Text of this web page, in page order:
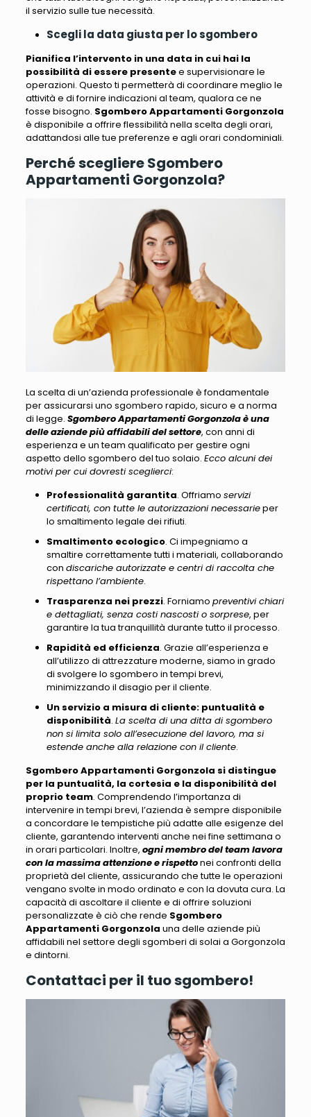
il servizio sulle tue necessità.
Scegli la data giusta per lo sgombero
Pianifica l’intervento in una data in cui hai la
possibilità di essere presentee supervisionare le
operazioni. Questoti permetterà di coordinare meglio le
attività e di fornire indicazioni al team, qualora ce ne
fosse bisogno. Sgombero Appartamenti Gorgonzola
è disponibile a offrire flessibilità nella scelta degli orari,
adattandosi alle tue preferenze e agli orari condominiali.
Perché scegliere Sgombero
Appartamenti Gorgonzola?
La scelta di un’azienda professionale è fondamentale
per assicurarsi uno sgombero rapido, sicuro e a norma
di legge. Sgombero Appartamenti Gorgonzola è una
delle aziende più affidabili del settore, con anni di
esperienza e un team qualificato per gestire ogni
aspetto dello sgombero del tuo solaio. Ecco alcuni dei
motivi per cui dovresti sceglierci:
Professionalità garantita. Offriamo servizi
certificati, con tutte le autorizzazioni necessarieper
lo smaltimento legale dei rifiuti.
Smaltimento ecologico. Ci impegniamo a
smaltire correttamente tutti i materiali, collaborando
con discariche autorizzate e centri di raccolta che
rispettano l’ambiente.
Trasparenza nei prezzi. Forniamo preventivi chiari
e dettagliati, senza costi nascosti o sorprese, per
garantire la tua tranquillità durante tutto il processo.
Rapidità ed efficienza. Grazie all’esperienza e
all’utilizzo di attrezzature moderne, siamo in grado
di svolgere lo sgombero in tempi brevi,
minimizzando il disagio per il cliente.
Un servizio a misura di cliente: puntualità e
disponibilità. La scelta di una ditta di sgombero
non si limita solo all’esecuzione del lavoro, ma si
estende anche alla relazione con il cliente.
Sgombero Appartamenti Gorgonzola si distingue
per la puntualità, la cortesia e la disponibilità del
proprio team. Comprendendo l’importanza di
intervenire in tempi brevi, l’azienda è sempre disponibile
a concordare le tempistiche più adatte alle esigenze del
cliente, garantendo interventi anche nei fine settimana o
in orari particolari. Inoltre, ogni membro del team lavora
con la massima attenzione e rispettonei confronti della
proprietà del cliente, assicurando che tutte le operazioni
vengano svolte in modo ordinato e con la dovuta cura. La
capacità di ascoltare il cliente e di offrire soluzioni
personalizzate è ciò che rende Sgombero
Appartamenti Gorgonzola una delle aziende più
affidabili nel settore degli sgomberi di solai a Gorgonzola
e dintorni.
Contattaci per il tuo sgombero!